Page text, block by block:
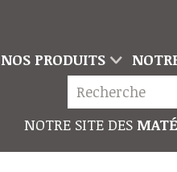
NOS PRODUITS
NOTRE SITE DES